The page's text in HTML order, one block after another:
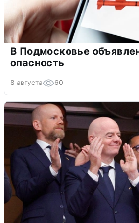
В Подмосковье
опасность
8 августа 60